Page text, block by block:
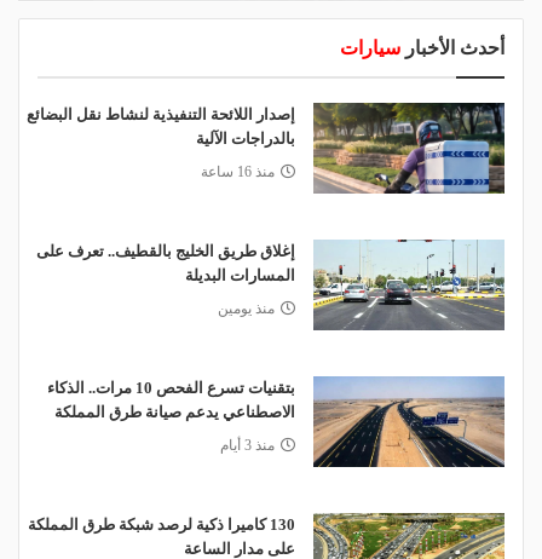
أحدث الأخبار سيارات
إصدار اللائحة التنفيذية لنشاط نقل البضائع
بالدراجات الآلية
منذ 16 ساعة
إغلاق طريق الخليج بالقطيف.. تعرف على
المسارات البديلة
منذ يومين
بتقنيات تسرع الفحص 10 مرات.. الذكاء
الاصطناعي يدعم صيانة طرق المملكة
منذ 3 أيام
130 كاميرا ذكية لرصد شبكة طرق المملكة
على مدار الساعة